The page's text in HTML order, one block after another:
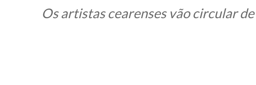
Os artistas cearenses vão circular